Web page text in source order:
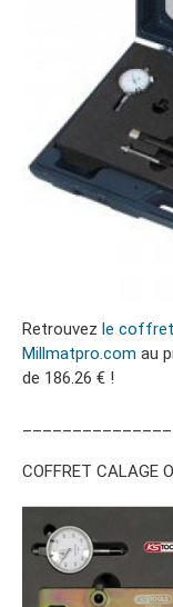
Retrouvez le coffret
Millmatpro.com au
de 186.26 € !
COFFRET CALAGE